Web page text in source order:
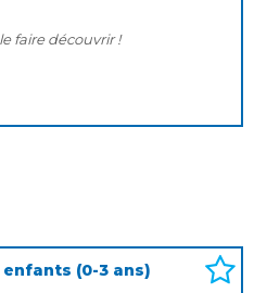
faire découvrir !
(0-3 ans)